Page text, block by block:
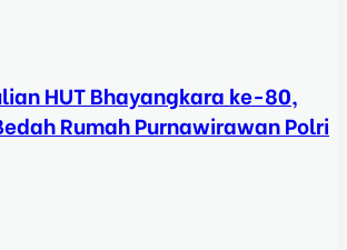
HUT Bhayangkara ke-80,
Rumah Purnawirawan Polri